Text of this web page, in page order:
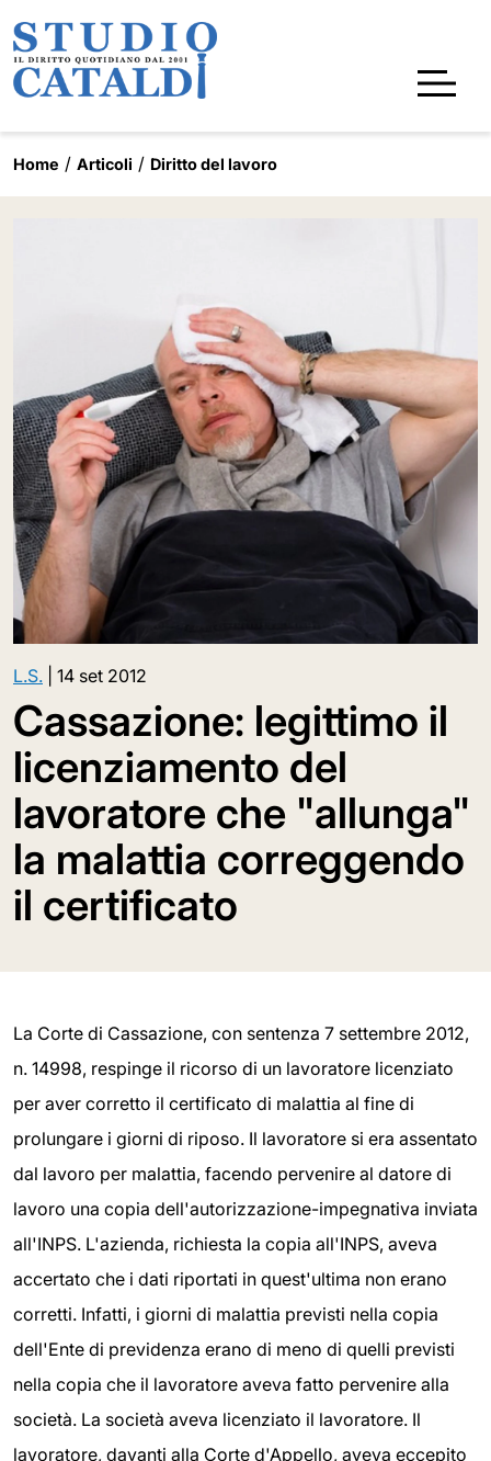
Home Articoli Diritto del lavoro
L.S. 14 set 2012
Cassazione: legittimo il
licenziamento del
lavoratore che "allunga"
la malattia correggendo
il certificato
La Corte di Cassazione, con sentenza 7 settembre 2012,
n. 14998, respinge il ricorso di un lavoratore licenziato
per aver corretto il certificato di malattia al fine di
prolungare i giorni di riposo. Il lavoratore si era assentato
dal lavoro per malattia, facendo pervenire al datore di
lavoro una copia dell'autorizzazione-impegnativa inviata
all'INPS. L'azienda, richiesta la copia all'INPS, aveva
accertato che i dati riportati in quest'ultima non erano
corretti. Infatti, i giorni di malattia previsti nella copia
dell'Ente di previdenza erano di meno di quelli previsti
nella copia che il lavoratore aveva fatto pervenire alla
società. La società aveva licenziato il lavoratore. Il
lavoratore, davanti alla Corte d'Appello, aveva eccepito